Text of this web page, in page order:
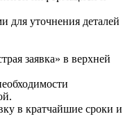
для уточнения деталей
заявка» в верхней
в кратчайшие сроки и